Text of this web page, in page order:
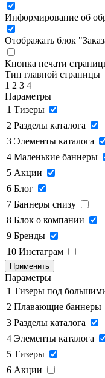
Информирование об
Отображать блок
Кнопка печати
Тип главной страницы
1 2 3 4
Параметры
1 Тизеры
2 Разделы каталога
3 Элементы каталога
4 Маленькие баннеры
5 Акции
6 Блог
7 Баннеры снизу
8 Блок о компании
9 Бренды
10 Инстаграм
Применить
Параметры
1 Тизеры под
2 Плавающие баннеры
3 Разделы каталога
4 Элементы каталога
5 Тизеры
6 Акции